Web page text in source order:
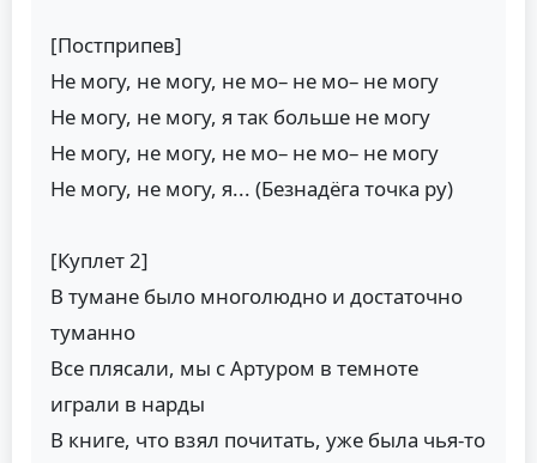
[Постприпев]
Не могу, не могу, не мо– не мо– не могу
Не могу, не могу, я так больше не могу
Не могу, не могу, не мо– не мо– не могу
Не могу, не могу, я... (Безнадёга точка ру)
[Куплет 2]
В тумане было многолюдно и достаточно
туманно
Все плясали, мы с Артуром в темноте
играли в нарды
В книге, что взял почитать, уже была чья-то